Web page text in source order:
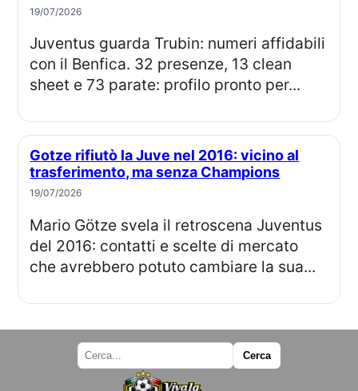
19/07/2026
Juventus guarda Trubin: numeri affidabili
con il Benfica. 32 presenze, 13 clean
sheet e 73 parate: profilo pronto per...
Gotze rifiutò la Juve nel 2016: vicino al
trasferimento, ma senza Champions
19/07/2026
Mario Götze svela il retroscena Juventus
del 2016: contatti e scelte di mercato
che avrebbero potuto cambiare la sua...